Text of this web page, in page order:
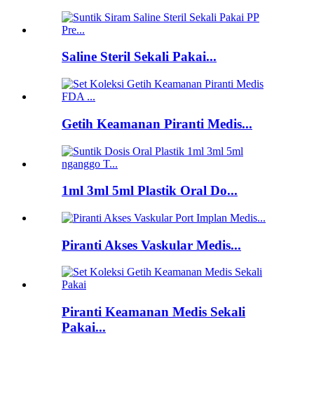
Saline Steril Sekali Pakai...
Getih Keamanan Piranti Medis...
1ml 3ml 5ml Plastik Oral Do...
Piranti Akses Vaskular Medis...
Piranti Keamanan Medis Sekali
Pakai...